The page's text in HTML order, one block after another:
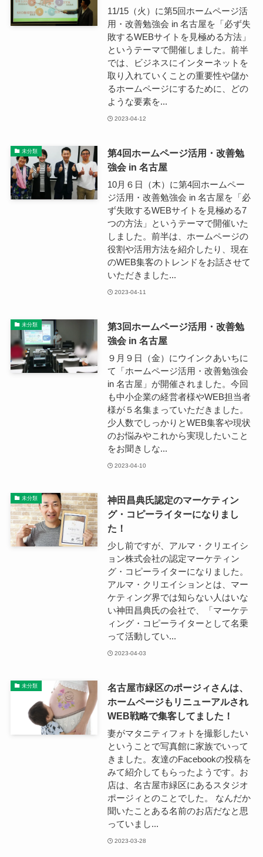
11/15（火）に第5回ホームページ活
用・改善勉強会 in 名古屋を「必ず失
敗するWEBサイトを見極める方法」
というテーマで開催しました。前半
では、ビジネスにインターネットを
取り入れていくことの重要性や儲か
るホームページにするために、どの
ような要素を...
2023-04-12
未分類
第4回ホームページ活用・改善勉
強会 in 名古屋
10月６日（木）に第4回ホームペー
ジ活用・改善勉強会 in 名古屋を「必
ず失敗するWEBサイトを見極める7
つの方法」というテーマで開催いた
しました。前半は、ホームページの
役割や活用方法を紹介したり、現在
のWEB集客のトレンドをお話させて
いただきました...
2023-04-11
未分類
第3回ホームページ活用・改善勉
強会 in 名古屋
９月９日（金）にウインクあいちに
て「ホームページ活用・改善勉強会
in 名古屋」が開催されました。今回
も中小企業の経営者様やWEB担当者
様が５名集まっていただきました。
少人数でしっかりとWEB集客や現状
のお悩みやこれから実現したいこと
をお聞きしな...
2023-04-10
未分類
神田昌典氏認定のマーケティン
グ・コピーライターになりまし
た！
少し前ですが、アルマ・クリエイシ
ョン株式会社の認定マーケティン
グ・コピーライターになりました。
アルマ・クリエイションとは、マー
ケティング界では知らない人はいな
い神田昌典氏の会社で、「マーケテ
ィング・コピーライターとして名乗
って活動してい...
2023-04-03
未分類
名古屋市緑区のポージィさんは、
ホームページもリニューアルされ
WEB戦略で集客してました！
妻がマタニティフォトを撮影したい
ということで写真館に家族でいって
きました。友達のFacebookの投稿を
みて紹介してもらったようです。お
店は、名古屋市緑区にあるスタジオ
ポージィとのことでした。 なんだか
聞いたことある名前のお店だなと思
っていまし...
2023-03-28